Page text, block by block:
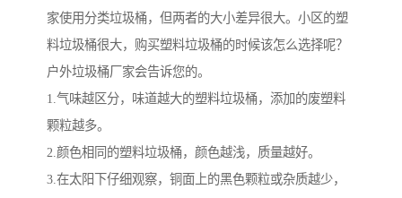
家使用分类垃圾桶，但两者的大小差异很大。小区的塑
料垃圾桶很大，购买塑料垃圾桶的时候该怎么选择呢？
户外垃圾桶厂家会告诉您的。
1.气味越区分，味道越大的塑料垃圾桶，添加的废塑料
颗粒越多。
2.颜色相同的塑料垃圾桶，颜色越浅，质量越好。
3.在太阳下仔细观察，铜面上的黑色颗粒或杂质越少，